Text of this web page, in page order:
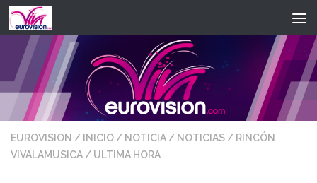
Saltar al contenido
EUROVISION / INICIO/ NOTICIA/ NOTICIAS/ RINCÓN
VIVALAMUSICA/ ULTIMA HORA